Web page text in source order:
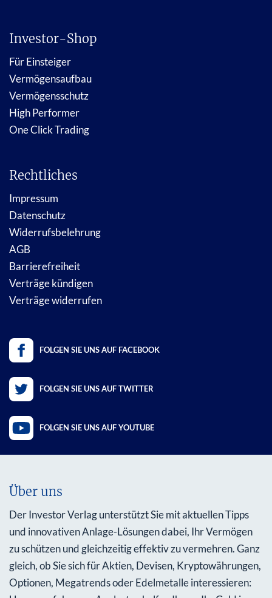
Investor-Shop
Für Einsteiger
Vermögensaufbau
Vermögensschutz
High Performer
One Click Trading
Rechtliches
Impressum
Datenschutz
Widerrufsbelehrung
AGB
Barrierefreiheit
Verträge kündigen
Verträge widerrufen
FOLGEN SIE UNS AUF FACEBOOK
FOLGEN SIE UNS AUF TWITTER
FOLGEN SIE UNS AUF YOUTUBE
Über uns
Der Investor Verlag unterstützt Sie mit aktuellen Tipps
und innovativen Anlage-Lösungen dabei, Ihr Vermögen
zu schützen und gleichzeitig effektiv zu vermehren. Ganz
gleich, ob Sie sich für Aktien, Devisen, Kryptowährungen,
Optionen, Megatrends oder Edelmetalle interessieren: